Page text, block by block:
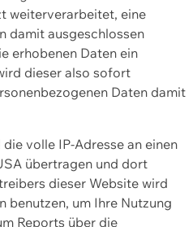
weiterverarbeitet, eine
damit ausgeschlossen
erhobenen Daten ein
dieser also sofort
Daten damit
volle IP-Adresse an einen
übertragen und dort
dieser Website wird
benutzen, um Ihre Nutzung
Reports über die